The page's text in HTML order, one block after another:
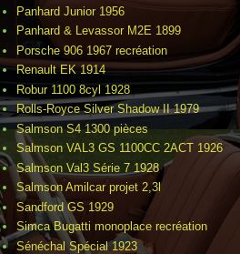
Panhard Junior 1956
Panhard & Levassor M2E 1899
Porsche 906 1967 recréation
Renault EK 1914
Robur 1100 8cyl 1928
Rolls-Royce Silver Shadow II 1979
Salmson S4 1300 pièces
Salmson VAL3 GS 1100CC 2ACT 1926
Salmson Val3 Série 7 1928
Salmson Amilcar projet 2,3l
Sandford GS 1929
Simca Bugatti monoplace recréation
Sénéchal Spécial 1923